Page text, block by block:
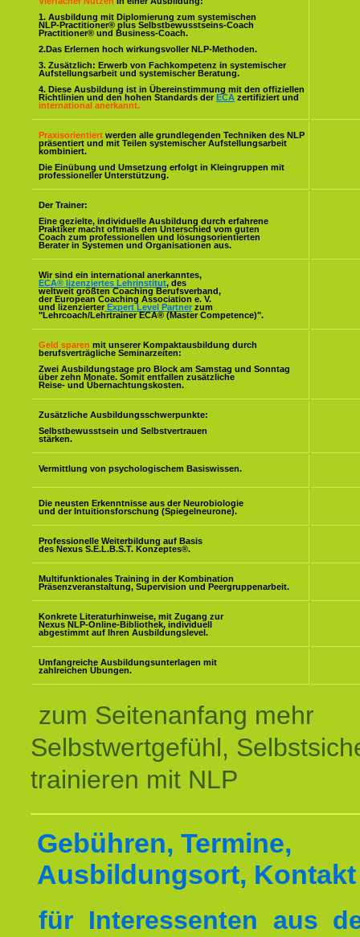
1. Ausbildung mit Diplomierung zum systemischen
NLP-Practitioner® plus Selbstbewusstseins-Coach
Practitioner® und Business-Coach.
2.Das Erlernen hoch wirkungsvoller NLP-Methoden.
3. Zusätzlich: Erwerb von Fachkompetenz in systemischer
Aufstellungsarbeit und systemischer Beratung.
4. Diese Ausbildung ist in Übereinstimmung mit den offiziellen
Richtlinien und den hohen Standards der ECA zertifiziert und
international anerkannt.
Praxisorientiert werden alle grundlegenden Techniken des NLP
präsentiert und mit Teilen systemischer Aufstellungsarbeit
kombiniert.
Die Einübung und Umsetzung erfolgt in Kleingruppen mit
professioneller Unterstützung.
Der Trainer:
Eine gezielte, individuelle Ausbildung durch erfahrene
Praktiker macht oftmals den Unterschied vom guten
Coach zum professionellen und lösungsorientierten
Berater in Systemen und Organisationen aus.
Wir sind ein international anerkanntes,
ECA® lizenziertes Lehrinstitut, des
weltweit größten Coaching Berufsverband,
der European Coaching Association e. V.
und lizenzierter Expert Level Partner zum
"Lehrcoach/Lehrtrainer ECA® (Master Competence)".
Geld sparen mit unserer Kompaktausbildung durch
berufsverträgliche Seminarzeiten:
Zwei Ausbildungstage pro Block am Samstag und Sonntag
über zehn Monate. Somit entfallen zusätzliche
Reise- und Übernachtungskosten.
Zusätzliche Ausbildungsschwerpunkte:
Selbstbewusstsein und Selbstvertrauen
stärken.
Vermittlung von psychologischem Basiswissen.
Die neusten Erkenntnisse aus der Neurobiologie
und der Intuitionsforschung (Spiegelneurone).
Professionelle Weiterbildung auf Basis
des Nexus S.E.L.B.S.T. Konzeptes®.
Multifunktionales Training in der Kombination
Präsenzveranstaltung, Supervision und Peergruppenarbeit.
Konkrete Literaturhinweise, mit Zugang zur
Nexus NLP-Online-Bibliothek, individuell
abgestimmt auf Ihren Ausbildungslevel.
Umfangreiche Ausbildungsunterlagen mit
zahlreichen Übungen.
zum Seitenanfang mehr
Selbstwertgefühl,
trainieren mit NLP
Gebühren, Termine,
Ausbildungsort, Kontakt
für Interessenten aus